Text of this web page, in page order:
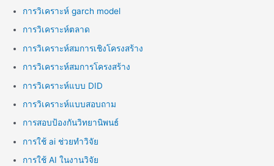
การวิเคราะห์ garch model
การวิเคราะห์ตลาด
การวิเคราะห์สมการเชิงโครงสร้าง
การวิเคราะห์สมการโครงสร้าง
การวิเคราะห์แบบ DID
การวิเคราะห์แบบสอบถาม
การสอบป้องกันวิทยานิพนธ์
การใช้ ai ช่วยทำวิจัย
การใช้ AI ในงานวิจัย